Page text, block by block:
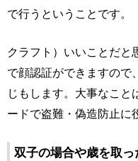
で行うということです。
クラフト）いいことだと
で顔認証ができますので
じもします。大事なこと
ードで盗難・偽造防止に
双子の場合や歳を取